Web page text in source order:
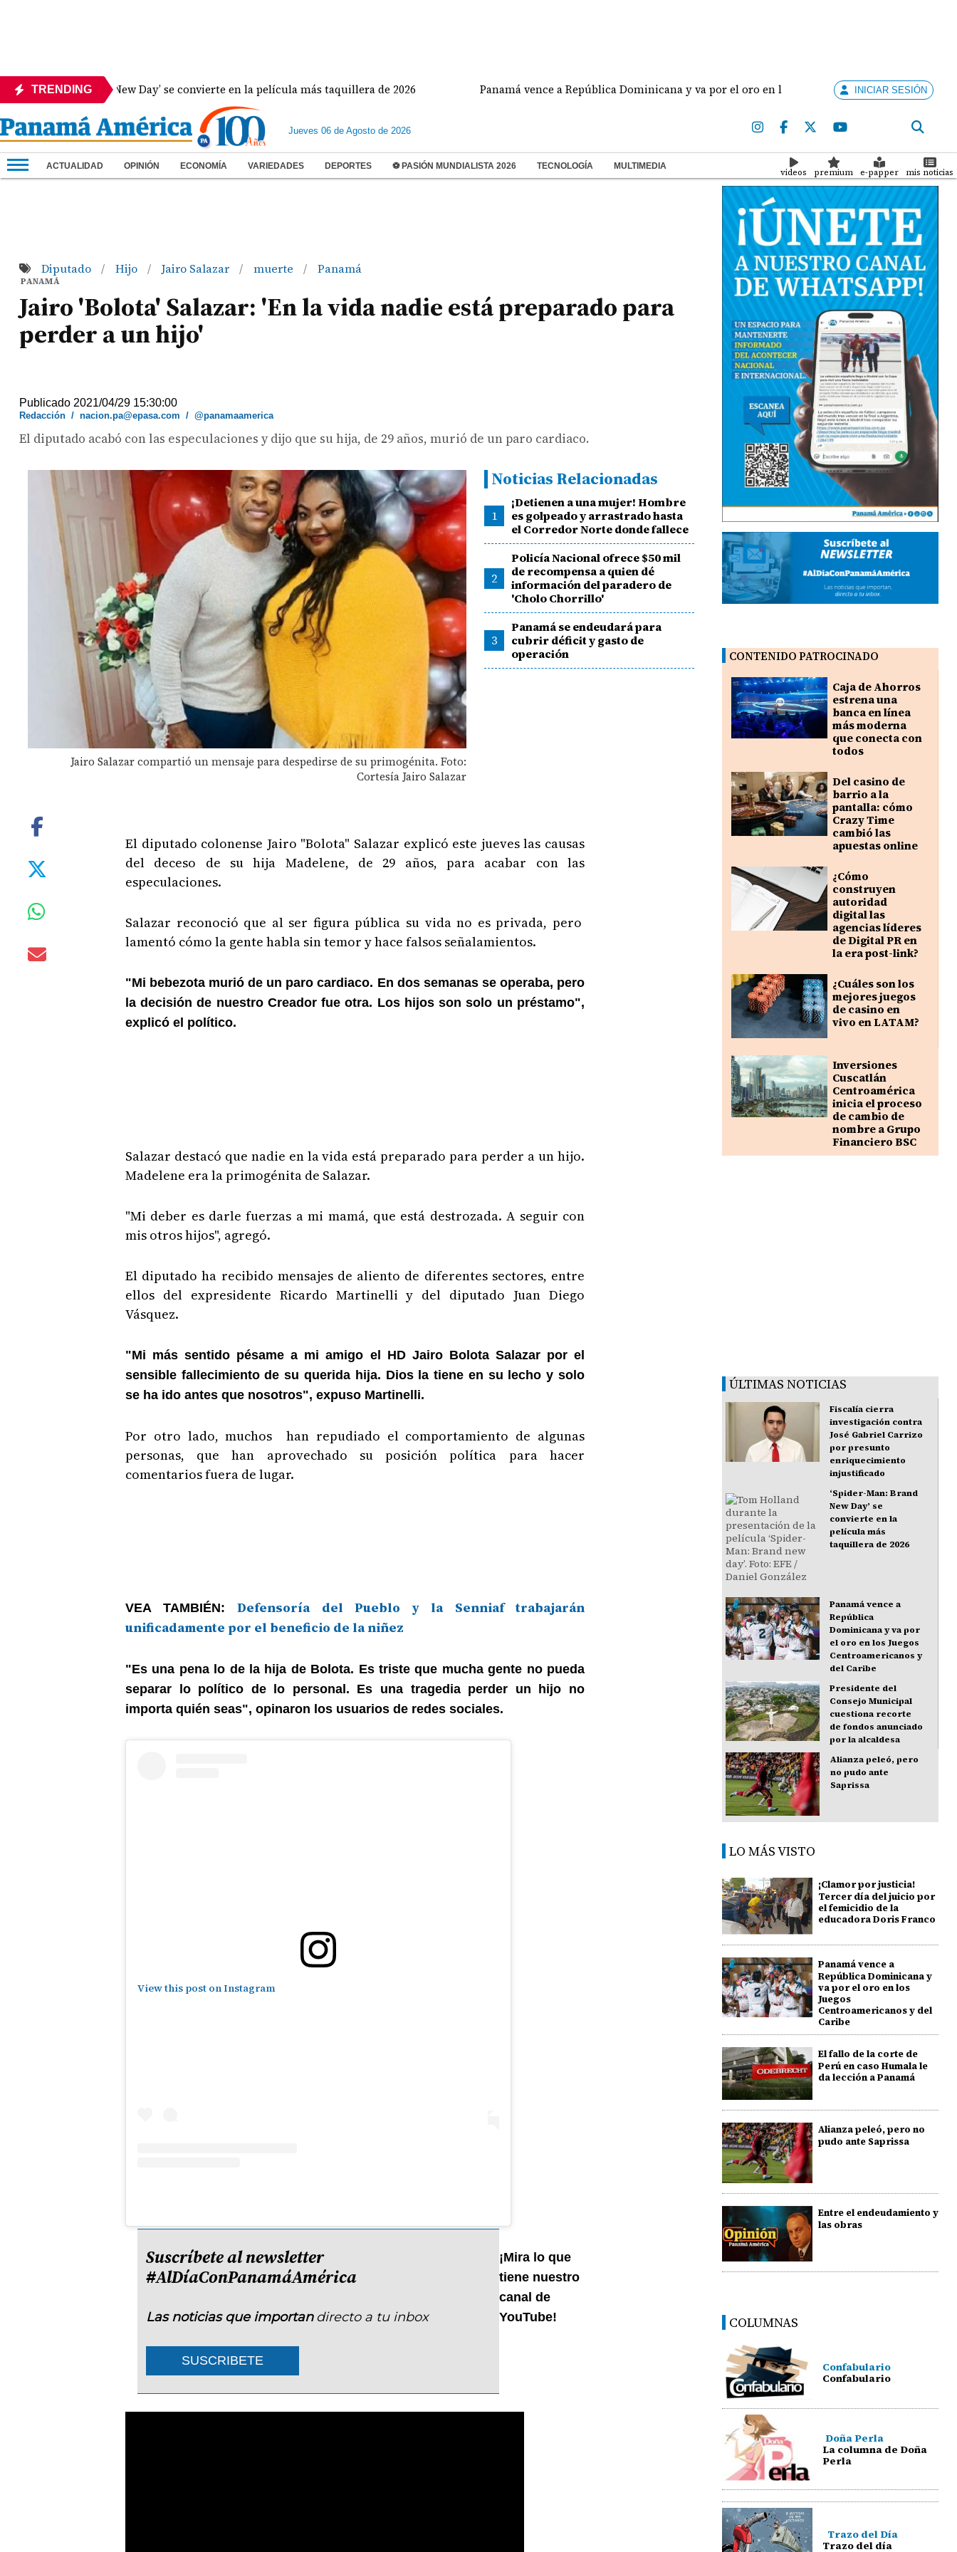
TRENDING
Man: Brand New Day’ se convierte en la película más taquillera de 2026 Panamá vence a República Dominicana y va por el oro en los Juegos Centroamericanos y del Caribe
INICIAR SESIÓN
Jueves 06 de Agosto de 2026
ACTUALIDAD OPINIÓN ECONOMÍA VARIEDADES DEPORTES ⚽ PASIÓN MUNDIALISTA 2026 TECNOLOGÍA MULTIMEDIA
videos premium e-papper mis noticias
Diputado / Hijo / Jairo Salazar / muerte / Panamá
PANAMÁ
Jairo 'Bolota' Salazar: 'En la vida nadie está preparado para
perder a un hijo'
Publicado 2021/04/29 15:30:00
Redacción /nacion.pa@epasa.com /@panamaamerica
El diputado acabó con las especulaciones y dijo que su hija, de 29 años, murió de un paro cardiaco.
Jairo Salazar compartió un mensaje para despedirse de su primogénita. Foto:
Cortesía Jairo Salazar
Noticias Relacionadas
1
¡Detienen a una mujer! Hombre
es golpeado y arrastrado hasta
el Corredor Norte donde fallece
2
Policía Nacional ofrece $50 mil
de recompensa a quien dé
información del paradero de
'Cholo Chorrillo'
3
Panamá se endeudará para
cubrir déficit y gasto de
operación
El diputado colonense Jairo "Bolota" Salazar explicó este jueves las causas
del deceso de su hija Madelene, de 29 años, para acabar con las
especulaciones.
Salazar reconoció que al ser figura pública su vida no es privada, pero
lamentó cómo la gente habla sin temor y hace falsos señalamientos.
"Mi bebezota murió de un paro cardiaco. En dos semanas se operaba, pero
la decisión de nuestro Creador fue otra. Los hijos son solo un préstamo",
explicó el político.
Salazar destacó que nadie en la vida está preparado para perder a un hijo.
Madelene era la primogénita de Salazar.
"Mi deber es darle fuerzas a mi mamá, que está destrozada. A seguir con
mis otros hijos", agregó.
El diputado ha recibido mensajes de aliento de diferentes sectores, entre
ellos del expresidente Ricardo Martinelli y del diputado Juan Diego
Vásquez.
"Mi más sentido pésame a mi amigo el HD Jairo Bolota Salazar por el
sensible fallecimiento de su querida hija. Dios la tiene en su lecho y solo
se ha ido antes que nosotros", expuso Martinelli.
Por otro lado, muchos han repudiado el comportamiento de algunas
personas, que han aprovechado su posición política para hacer
comentarios fuera de lugar.
VEA TAMBIÉN:Defensoría del Pueblo y la Senniaf trabajarán
unificadamente por el beneficio de la niñez
"Es una pena lo de la hija de Bolota. Es triste que mucha gente no pueda
separar lo político de lo personal. Es una tragedia perder un hijo no
importa quién seas", opinaron los usuarios de redes sociales.
View this post on Instagram
Suscríbete al newsletter
#AlDíaConPanamáAmérica
Las noticias que importan directo a tu inbox
SUSCRIBETE
¡Mira lo que
tiene nuestro
canal de
YouTube!
CONTENIDO PATROCINADO
Caja de Ahorros
estrena una
banca en línea
más moderna
que conecta con
todos
Del casino de
barrio a la
pantalla: cómo
Crazy Time
cambió las
apuestas online
¿Cómo
construyen
autoridad
digital las
agencias líderes
de Digital PR en
la era post-link?
¿Cuáles son los
mejores juegos
de casino en
vivo en LATAM?
Inversiones
Cuscatlán
Centroamérica
inicia el proceso
de cambio de
nombre a Grupo
Financiero BSC
ÚLTIMAS NOTICIAS
Fiscalía cierra
investigación contra
José Gabriel Carrizo
por presunto
enriquecimiento
injustificado
‘Spider-Man: Brand
New Day’ se
convierte en la
película más
taquillera de 2026
Panamá vence a
República
Dominicana y va por
el oro en los Juegos
Centroamericanos y
del Caribe
Presidente del
Consejo Municipal
cuestiona recorte
de fondos anunciado
por la alcaldesa
Alianza peleó, pero
no pudo ante
Saprissa
LO MÁS VISTO
¡Clamor por justicia!
Tercer día del juicio por
el femicidio de la
educadora Doris Franco
Panamá vence a
República Dominicana y
va por el oro en los
Juegos
Centroamericanos y del
Caribe
El fallo de la corte de
Perú en caso Humala le
da lección a Panamá
Alianza peleó, pero no
pudo ante Saprissa
Entre el endeudamiento y
las obras
COLUMNAS
Confabulario
Confabulario
Doña Perla
La columna de Doña
Perla
Trazo del Día
Trazo del día